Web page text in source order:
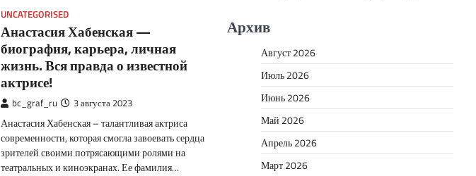
UNCATEGORISED
Анастасия Хабенская —
биография, карьера, личная
жизнь. Вся правда о известной
актрисе!
bc_graf_ru 3 августа 2023
Анастасия Хабенская – талантливая актриса
современности, которая смогла завоевать сердца
зрителей своими потрясающими ролями на
театральных и киноэкранах. Ее фамилия…
Архив
Август 2026
Июль 2026
Июнь 2026
Май 2026
Апрель 2026
Март 2026